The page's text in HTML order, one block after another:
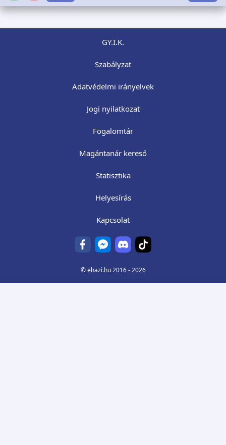
GY.I.K.
Szabályzat
Adatvédelmi irányelvek
Jogi nyilatkozat
Fogalomtár
Magántanár kereső
Statisztika
Helyesírás
Kapcsolat
©ehazi.hu2016 - 2026